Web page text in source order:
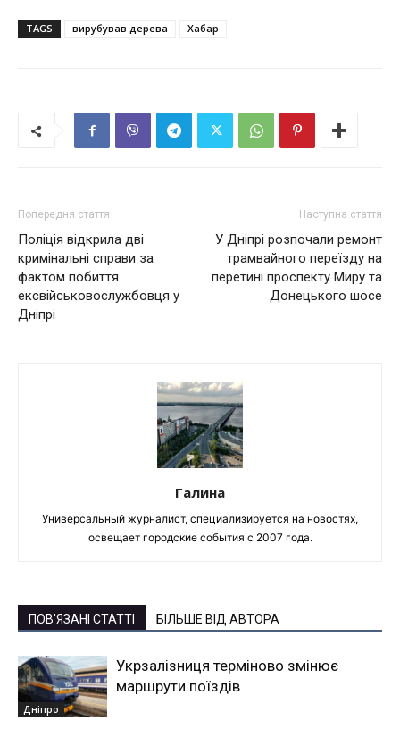
TAGS вирубував дерева Хабар
Попередня стаття
Поліція відкрила дві
кримінальні справи за
фактом побиття
ексвійськовослужбовця у
Дніпрі
Наступна стаття
У Дніпрі розпочали ремонт
трамвайного переїзду на
перетині проспекту Миру та
Донецького шосе
Галина
Универсальный журналист, специализируется на новостях,
освещает городские события с 2007 года.
ПОВ'ЯЗАНІ СТАТТІ БІЛЬШЕ ВІД АВТОРА
Дніпро
Укрзалізниця терміново змінює
маршрути поїздів